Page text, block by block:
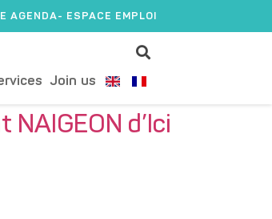
AGENDA- ESPACE EMPLOI
Join us
NAIGEON d’Ici